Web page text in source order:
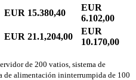
EUR 15.380,40
EUR
6.102,00
EUR 21.1,204,00
EUR
10.170,00
de 200 vatios, sistema de
de alimentación ininterrumpida de 100